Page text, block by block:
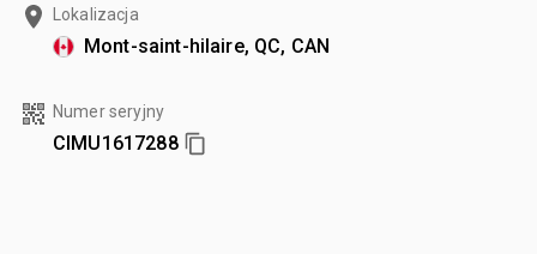
Lokalizacja
Mont-saint-hilaire, QC, CAN
Numer seryjny
CIMU1617288